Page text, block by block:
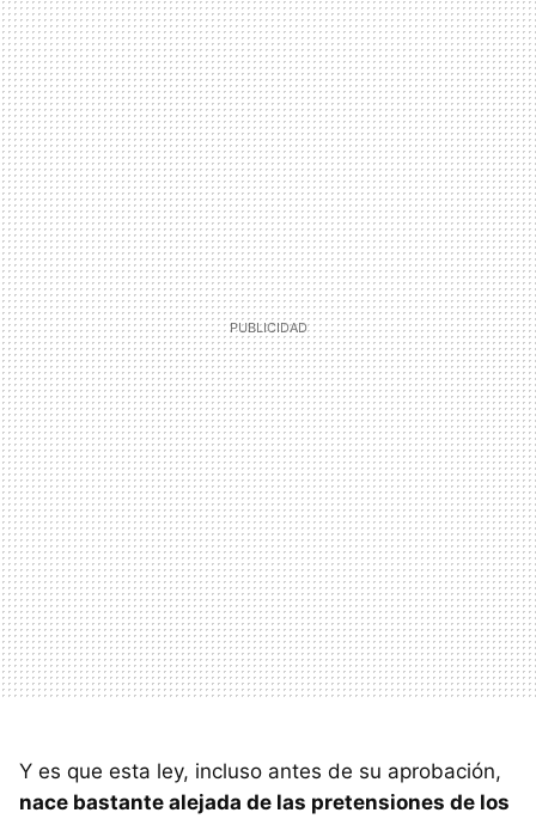
Y es que esta ley, incluso antes de su aprobación,
nace bastante alejada de las pretensiones de los